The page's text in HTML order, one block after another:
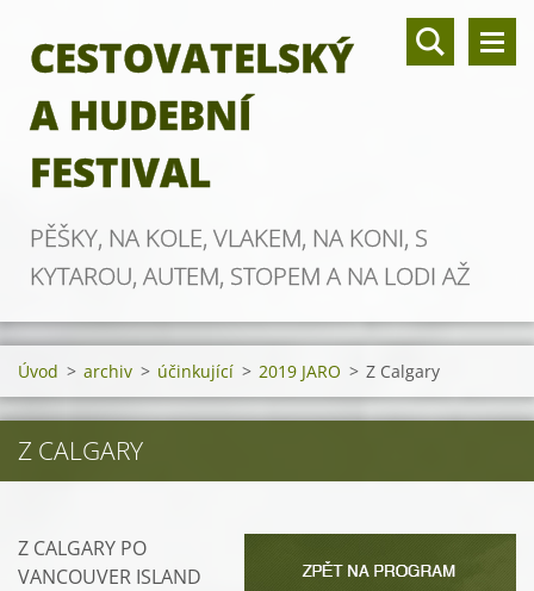
CESTOVATELSKÝ
A HUDEBNÍ
FESTIVAL
PĚŠKY, NA KOLE, VLAKEM, NA KONI, S
KYTAROU, AUTEM, STOPEM A NA LODI AŽ
ZA OBZOR
Úvod > archiv > účinkující > 2019 JARO > Z Calgary
Z CALGARY
Z CALGARY PO
VANCOUVER ISLAND